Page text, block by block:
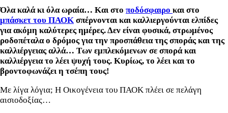
Όλα καλά κι όλα ωραία… Και στο ποδόσφαιρο και στο
μπάσκετ του ΠΑΟΚ σπέρνονται και καλλιεργούνται ελπίδες
για ακόμη καλύτερες ημέρες. Δεν είναι φυσικά, στρωμένος
ροδοπέταλα ο δρόμος για την προσπάθεια της σποράς και της
καλλιέργειας αλλά… Των εμπλεκόμενων σε σπορά και
καλλιέργεια το λέει ψυχή τους. Κυρίως, το λέει και το
βροντοφωνάζει η τσέπη τους!
Με λίγα λόγια; Η Οικογένεια του ΠΑΟΚ πλέει σε πελάγη
αισιοδοξίας…